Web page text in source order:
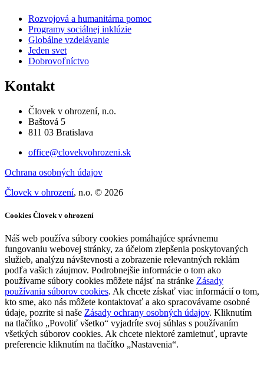
Rozvojová a humanitárna pomoc
Programy sociálnej inklúzie
Globálne vzdelávanie
Jeden svet
Dobrovoľníctvo
Kontakt
Človek v ohrození, n.o.
Baštová 5
811 03 Bratislava
office@clovekvohrozeni.sk
Ochrana osobných údajov
Človek v ohrození, n.o. © 2026
Cookies Človek v ohrození
Náš web používa súbory cookies pomáhajúce správnemu
fungovaniu webovej stránky, za účelom zlepšenia poskytovaných
služieb, analýzu návštevnosti a zobrazenie relevantných reklám
podľa vašich záujmov. Podrobnejšie informácie o tom ako
používame súbory cookies môžete nájsť na stránke Zásady
používania súborov cookies. Ak chcete získať viac informácií o tom,
kto sme, ako nás môžete kontaktovať a ako spracovávame osobné
údaje, pozrite si naše Zásady ochrany osobných údajov. Kliknutím
na tlačítko „Povoliť všetko“ vyjadríte svoj súhlas s používaním
všetkých súborov cookies. Ak chcete niektoré zamietnuť, upravte
preferencie kliknutím na tlačítko „Nastavenia“.